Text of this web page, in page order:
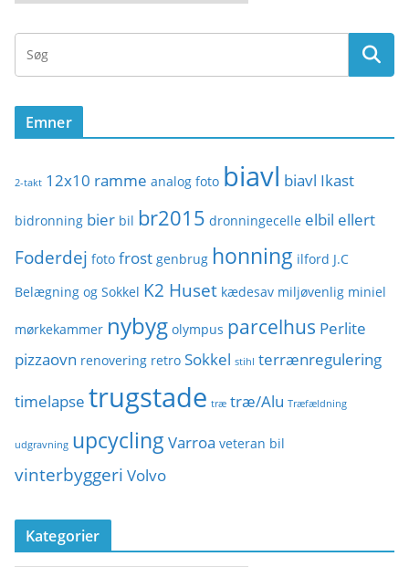
a
t
g
r
Emner
2-takt 12x10 ramme analog foto biavl biavl Ikast
bidronning bier bil br2015 dronningecelle elbil ellert
Foderdej foto frost genbrug honning ilford J.C
Belægning og Sokkel K2 Huset kædesav miljøvenlig miniel
mørkekammer nybyg olympus parcelhus Perlite
pizzaovn renovering retro Sokkel stihl terrænregulering
timelapse trugstade træ træ/Alu Træfældning
udgravning upcycling Varroa veteran bil
vinterbyggeri Volvo
Kategorier